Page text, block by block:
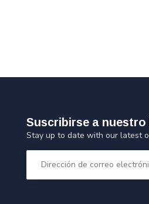
Suscribirse a
Stay up to date with our latest